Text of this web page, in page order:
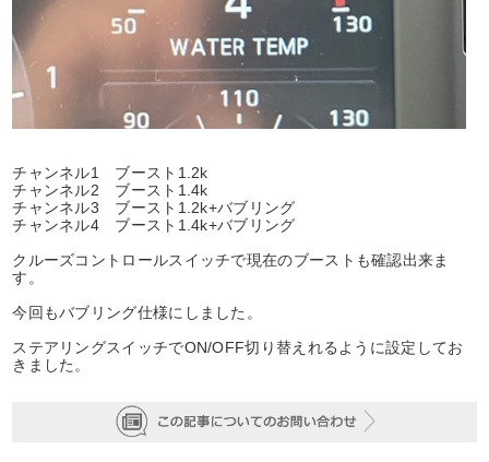
チャンネル1 ブースト1.2k
チャンネル2 ブースト1.4k
チャンネル3 ブースト1.2k+バブリング
チャンネル4 ブースト1.4k+バブリング
クルーズコントロールスイッチで現在のブーストも確認出来ま
す。
今回もバブリング仕様にしました。
ステアリングスイッチでON/OFF切り替えれるように設定してお
きました。